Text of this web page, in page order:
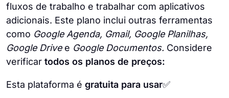
fluxos de trabalho e trabalhar com aplicativos
adicionais. Este plano inclui outras ferramentas
como Google Agenda, Gmail, Google Planilhas,
Google Drivee Google Documentos. Considere
verificar todos os planos de preços:
Esta plataforma é gratuita para usar✅